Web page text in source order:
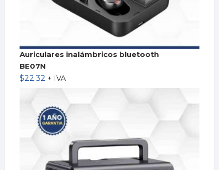
Auriculares inalámbricos bluetooth
BE07N
$22.32 + IVA